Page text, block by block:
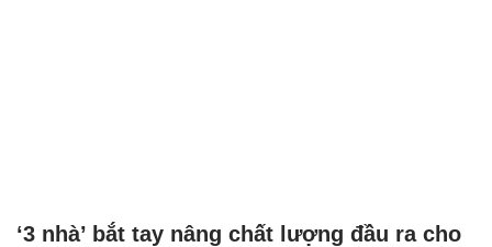
‘3 nhà’ bắt tay nâng chất lượng đầu ra cho